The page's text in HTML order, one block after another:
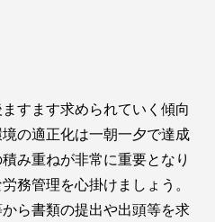
すます求められていく傾向
の適正化は一朝一夕で達成
み重ねが非常に重要となり
務管理を心掛けましょう。
ら書類の提出や出頭等を求